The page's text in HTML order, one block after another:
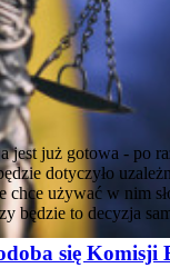
jest już gotowa - po
dotyczyło
używać w nim
będzie to decyzja
się Komisji